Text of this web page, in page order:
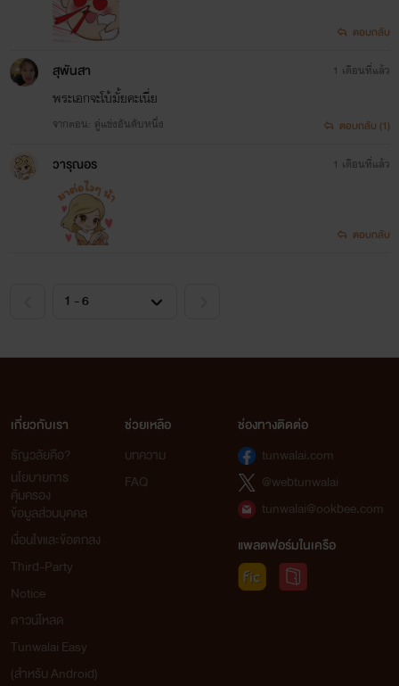
ตอบกลับ
สุพันสา
พระเอกจะโบ้มั้ยคะเนี่ย
จากตอน: คู่แข่งอันดับหนึ่ง
1 เดือนที่แล้ว
ตอบกลับ (1)
วารุณอร 1 เดือนที่แล้ว
ตอบกลับ
เกี่ยวกับเรา
ธัญวลัยคือ?
นโยบายการ
คุ้มครอง
ข้อมูลส่วนบุคคล
เงื่อนไขและข้อตกลง
Third-Party
Notice
ดาวน์โหลด
Tunwalai Easy
(สำหรับ Android)
ช่วยเหลือ
บทความ
FAQ
ช่องทางติดต่อ
tunwalai.com
@webtunwalai
tunwalai@ookbee.com
แพลตฟอร์มในเครือ